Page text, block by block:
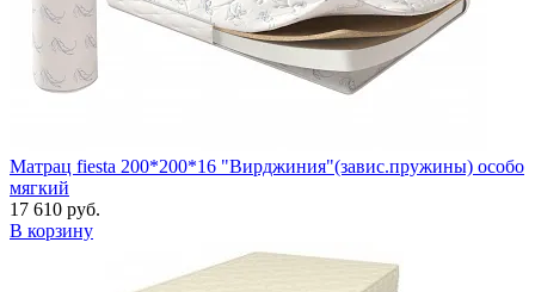
Матрац fiesta 200*200*16 "Вирджиния"(завис.пружины) особо
мягкий
17 610 руб.
В корзину